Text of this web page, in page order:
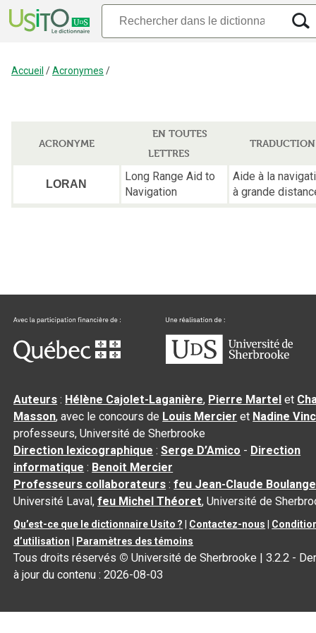
Accueil /Acronymes /
ACRONYME
EN TOUTES
LETTRES
TRADUCTION
LORAN
Long Range Aid to
Navigation
Aide à la
à grande
Auteurs : Hélène Cajolet-Laganière, Pierre Martel et
Masson, avec le concours de Louis Mercier et Nadine
professeurs, Université de Sherbrooke
Direction lexicographique :Serge D’Amico - Direction
informatique : Benoit Mercier
Professeurs collaborateurs :feu Jean-Claude
Université Laval,feu Michel Théoret, Université de
Qu’est-ce que le dictionnaire Usito ? Contactez-nous
d’utilisation
Paramètres des témoins
Tous droits réservés © Université de Sherbrooke |3.2.2 -
à jour du contenu :2026-08-03